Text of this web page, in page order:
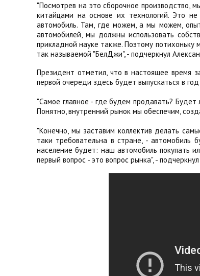
"Посмотрев на это сборочное производство,
китайцами на основе их технологий. Это
автомобиль. Там, где можем, а мы можем,
автомобилей, мы должны использовать
прикладной науке также. Поэтому
так называемой "БелДжи", - подчеркнул
Президент отметил, что в настоящее время
первой очереди здесь будет выпускаться в
"Самое главное - где будем продавать?
Понятно, внутренний рынок мы обеспечим,
"Конечно, мы заставим коллектив делать
таки требовательна в стране, -
население будет: наш автомобиль покупать
первый вопрос - это вопрос рынка", -